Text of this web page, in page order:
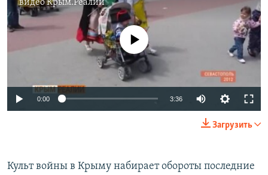
видеоКрым.Реалии
No media source currently available
0:00 3:36
Загрузить
​Культ войны в Крыму набирает обороты последние